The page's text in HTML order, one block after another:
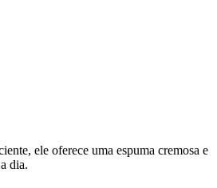
ele oferece uma espuma cremosa e
dia.